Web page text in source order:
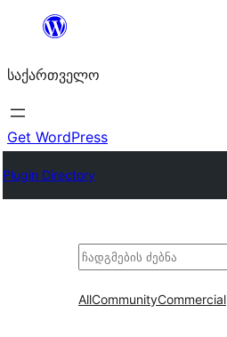
შიგთავსზე
საქართველო
Get WordPress
Plugin Directory
ძებნა
AllCommunityCommercial